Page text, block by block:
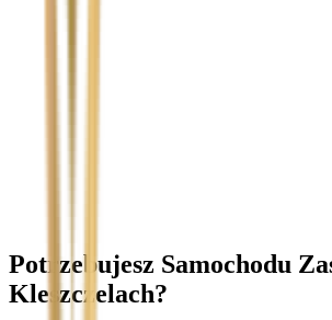
Potrzebujesz Samochodu
Kleszczelach?